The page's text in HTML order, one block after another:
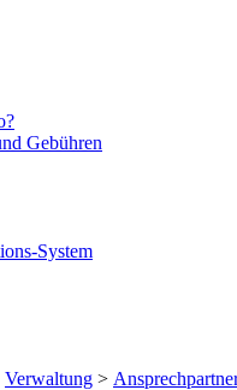
Gebühren
System
Verwaltung >